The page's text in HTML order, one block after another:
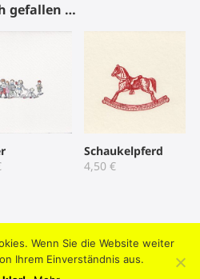
gefallen …
Schaukelpferd
4,50 €
Weg 42, 24103 Kiel .
Wenn Sie die Website weiter
Ihrem Einverständnis aus.